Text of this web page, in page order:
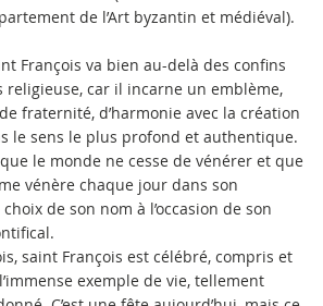
de l’Art byzantin et médiéval).
François va bien au-delà des confins
religieuse, car il incarne un emblème,
fraternité, d’harmonie avec la création
le sens le plus profond et authentique.
que le monde ne cesse de vénérer et que
vénère chaque jour dans son
de son nom à l’occasion de son
saint François est célébré, compris et
exemple de vie, tellement